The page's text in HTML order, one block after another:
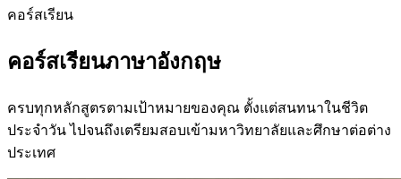
คอร์สเรียน
คอร์สเรียนภาษาอังกฤษ
ครบทุกหลักสูตรตามเป้าหมายของคุณ ตั้งแต่สนทนาในชีวิต
ประจำวัน ไปจนถึงเตรียมสอบเข้ามหาวิทยาลัยและศึกษาต่อต่าง
ประเทศ